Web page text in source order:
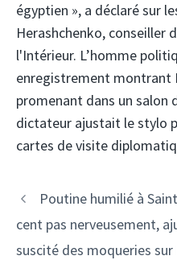
égyptien », a déclaré sur
Herashchenko, conseiller
l'Intérieur. L’homme
enregistrement montrant
promenant dans un salon
dictateur ajustait le stylo
cartes de visite
Navigation
des
articles
Poutine humilié à
cent pas nerveusement,
suscité des moqueries